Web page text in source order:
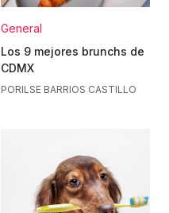
General
Los 9 mejores brunchs de
CDMX
PORILSE BARRIOS CASTILLO